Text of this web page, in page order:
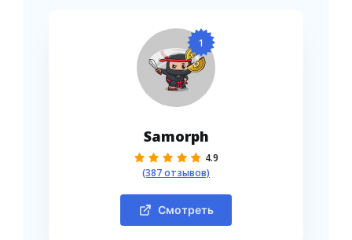
1
Samorph
4.9
(387 отзывов)
Смотреть